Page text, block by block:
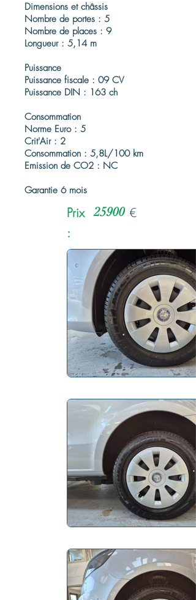
Dimensions et châssis
Nombre de portes : 5
Nombre de places : 9
Longueur : 5,14 m
Puissance
Puissance fiscale : 09 CV
Puissance DIN : 163 ch
Consommation
Norme Euro : 5
Crit'Air : 2
Consommation : 5,8L/100 km
Emission de CO2 : NC
Garantie 6 mois
Prix
:
25900 €